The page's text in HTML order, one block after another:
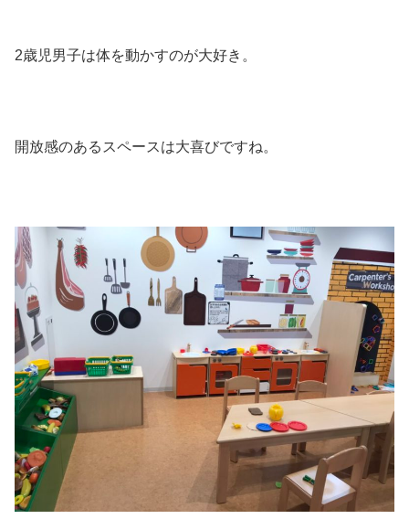
2歳児男子は体を動かすのが大好き。
開放感のあるスペースは大喜びですね。